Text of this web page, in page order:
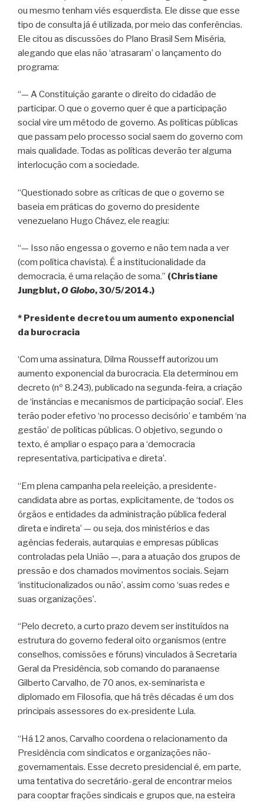
ou mesmo tenham viés esquerdista. Ele disse que esse
tipo de consulta já é utilizada, por meio das conferências.
Ele citou as discussões do Plano Brasil Sem Miséria,
alegando que elas não ‘atrasaram’ o lançamento do
programa:
“— A Constituição garante o direito do cidadão de
participar. O que o governo quer é que a participação
social vire um método de governo. As políticas públicas
que passam pelo processo social saem do governo com
mais qualidade. Todas as políticas deverão ter alguma
interlocução com a sociedade.
“Questionado sobre as críticas de que o governo se
baseia em práticas do governo do presidente
venezuelano Hugo Chávez, ele reagiu:
“— Isso não engessa o governo e não tem nada a ver
(com política chavista). É a institucionalidade da
democracia, é uma relação de soma.” (Christiane
Jungblut,O Globo, 30/5/2014.)
* Presidente decretou um aumento exponencial
da burocracia
‘Com uma assinatura, Dilma Rousseff autorizou um
aumento exponencial da burocracia. Ela determinou em
decreto (nº 8.243), publicado na segunda-feira, a criação
de ‘instâncias e mecanismos de participação social’. Eles
terão poder efetivo ‘no processo decisório’ e também ‘na
gestão’ de políticas públicas. O objetivo, segundo o
texto, é ampliar o espaço para a ‘democracia
representativa, participativa e direta’.
“Em plena campanha pela reeleição, a presidente-
candidata abre as portas, explicitamente, de ‘todos os
órgãos e entidades da administração pública federal
direta e indireta’ — ou seja, dos ministérios e das
agências federais, autarquias e empresas públicas
controladas pela União —, para a atuação dos grupos de
pressão e dos chamados movimentos sociais. Sejam
‘institucionalizados ou não’, assim como ‘suas redes e
suas organizações’.
“Pelo decreto, a curto prazo devem ser instituídos na
estrutura do governo federal oito organismos (entre
conselhos, comissões e fóruns) vinculados à Secretaria
Geral da Presidência, sob comando do paranaense
Gilberto Carvalho, de 70 anos, ex-seminarista e
diplomado em Filosofia, que há três décadas é um dos
principais assessores do ex-presidente Lula.
“Há 12 anos, Carvalho coordena o relacionamento da
Presidência com sindicatos e organizações não-
governamentais. Esse decreto presidencial é, em parte,
uma tentativa do secretário-geral de encontrar meios
para cooptar frações sindicais e grupos que, na esteira